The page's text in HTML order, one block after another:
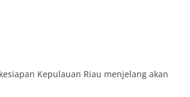
Kepulauan Riau menjelang akan